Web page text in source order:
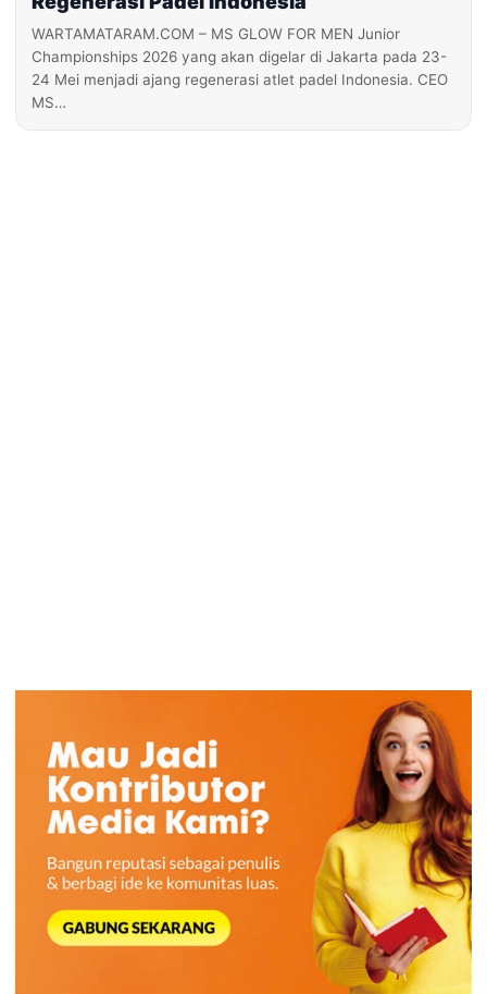
WARTAMATARAM.COM – MS GLOW FOR MEN Junior
Championships 2026 yang akan digelar di Jakarta pada 23-
24 Mei menjadi ajang regenerasi atlet padel Indonesia. CEO
MS…